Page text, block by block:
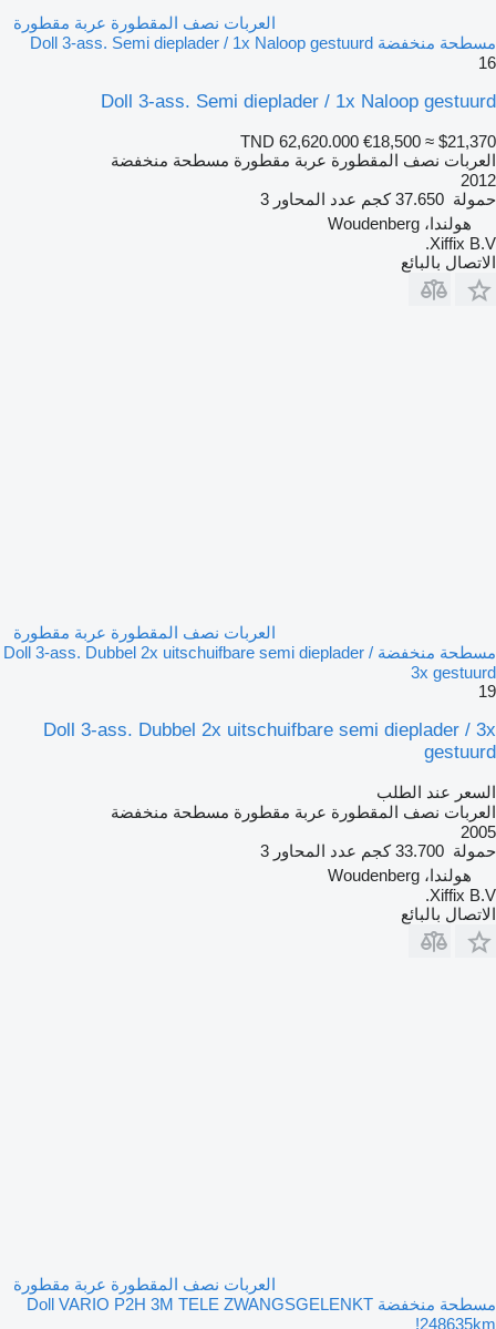
العربات نصف المقطورة عربة مقطورة
مسطحة منخفضة Doll 3-ass. Semi dieplader / 1x Naloop gestuurd
16
Doll 3-ass. Semi dieplader / 1x Naloop gestuurd
TND 62,620.000 €18,500 ≈ $21,370
العربات نصف المقطورة عربة مقطورة مسطحة منخفضة
2012
حمولة 37.650 كجم عدد المحاور 3
هولندا، Woudenberg
Xiffix B.V.
الاتصال بالبائع
العربات نصف المقطورة عربة مقطورة
مسطحة منخفضة Doll 3-ass. Dubbel 2x uitschuifbare semi dieplader /
3x gestuurd
19
Doll 3-ass. Dubbel 2x uitschuifbare semi dieplader / 3x
gestuurd
السعر عند الطلب
العربات نصف المقطورة عربة مقطورة مسطحة منخفضة
2005
حمولة 33.700 كجم عدد المحاور 3
هولندا، Woudenberg
Xiffix B.V.
الاتصال بالبائع
العربات نصف المقطورة عربة مقطورة
مسطحة منخفضة Doll VARIO P2H 3M TELE ZWANGSGELENKT
248635km!